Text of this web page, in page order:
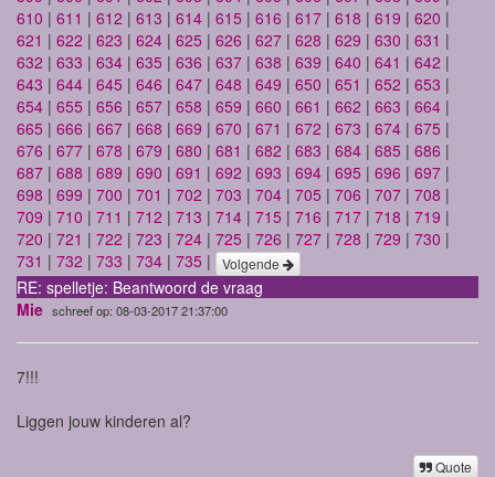
610 | 611 | 612 | 613 | 614 | 615 | 616 | 617 | 618 | 619 | 620 |
621 | 622 | 623 | 624 | 625 | 626 | 627 | 628 | 629 | 630 | 631 |
632 | 633 | 634 | 635 | 636 | 637 | 638 | 639 | 640 | 641 | 642 |
643 | 644 | 645 | 646 | 647 | 648 | 649 | 650 | 651 | 652 | 653 |
654 | 655 | 656 | 657 | 658 | 659 | 660 | 661 | 662 | 663 | 664 |
665 | 666 | 667 | 668 | 669 | 670 | 671 | 672 | 673 | 674 | 675 |
676 | 677 | 678 | 679 | 680 | 681 | 682 | 683 | 684 | 685 | 686 |
687 | 688 | 689 | 690 | 691 | 692 | 693 | 694 | 695 | 696 | 697 |
698 | 699 | 700 | 701 | 702 | 703 | 704 | 705 | 706 | 707 | 708 |
709 | 710 | 711 | 712 | 713 | 714 | 715 | 716 | 717 | 718 | 719 |
720 | 721 | 722 | 723 | 724 | 725 | 726 | 727 | 728 | 729 | 730 |
731 | 732 | 733 | 734 | 735 | Volgende
RE: spelletje: Beantwoord de vraag
Mie schreef op: 08-03-2017 21:37:00
7!!!
Liggen jouw kinderen al?
Quote